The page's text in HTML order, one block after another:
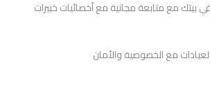
بيتك مع متابعة مجانية مع أخصائيات خبيرات
مع الخصوصية والأمان